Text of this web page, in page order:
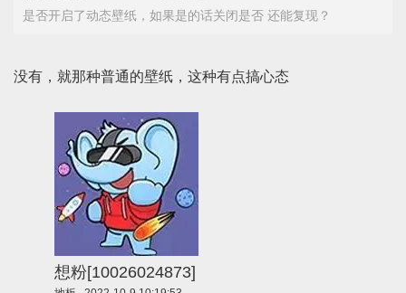
是否开启了动态壁纸，如果是的话关闭是否 还能复现？
没有，就那种普通的壁纸，这种有点搞心态
想粉[10026024873]